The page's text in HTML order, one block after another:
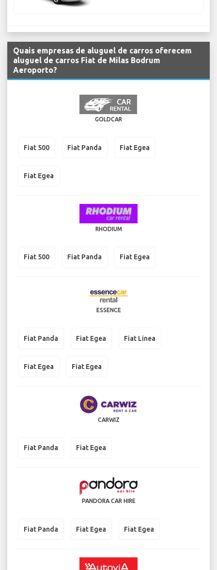
Quais empresas de aluguel de carros oferecem
aluguel de carros Fiat de Milas Bodrum
Aeroporto?
GOLDCAR
Fiat 500 Fiat Panda Fiat Egea
Fiat Egea
RHODIUM
Fiat 500 Fiat Panda Fiat Egea
ESSENCE
Fiat Panda Fiat Egea Fiat Linea
Fiat Egea Fiat Egea
CARWIZ
Fiat Panda Fiat Egea
PANDORA CAR HIRE
Fiat Panda Fiat Egea Fiat Egea